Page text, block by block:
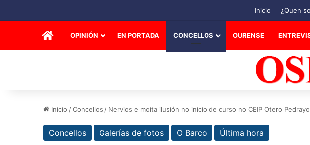
Inicio ¿Quen
INICIOOPINIÓN EN PORTADA CONCELLOS OURENSE
Inicio /Concellos / Nervios e moita ilusión no inicio de curso no CEIP Otero
Concellos Galerías de fotos O Barco Última hora